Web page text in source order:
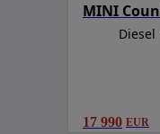
MINI
Diesel
17 990 EUR